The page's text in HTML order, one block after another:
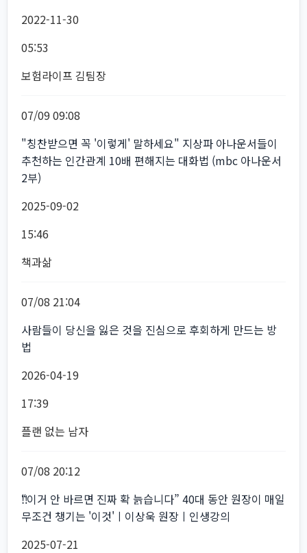
2022-11-30
05:53
보험라이프 김팀장
07/09 09:08
"칭찬받으면 꼭 '이렇게' 말하세요" 지상파 아나운서들이
추천하는 인간관계 10배 편해지는 대화법 (mbc 아나운서
2부)
2025-09-02
15:46
책과삶
07/08 21:04
사람들이 당신을 잃은 것을 진심으로 후회하게 만드는 방
법
2026-04-19
17:39
플랜 없는 남자
07/08 20:12
‼️“이거 안 바르면 진짜 확 늙습니다” 40대 동안 원장이 매일
무조건 챙기는 '이것'ㅣ이상욱 원장ㅣ인생강의
2025-07-21